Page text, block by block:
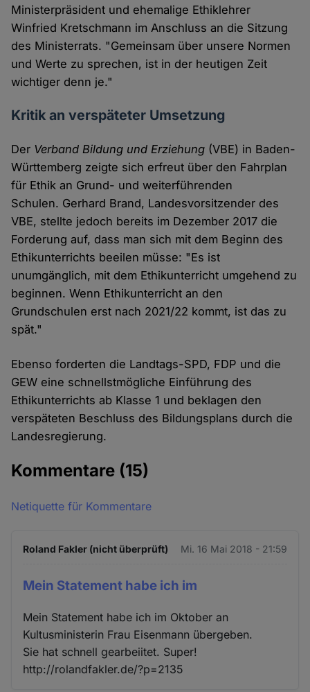
Ministerpräsident und ehemalige Ethiklehrer
Winfried Kretschmann im Anschluss an die Sitzung
des Ministerrats. "Gemeinsam über unsere Normen
und Werte zu sprechen, ist in der heutigen Zeit
wichtiger denn je."
Kritik an verspäteter Umsetzung
Der Verband Bildung und Erziehung (VBE) in Baden-
Württemberg zeigte sich erfreut über den Fahrplan
für Ethik an Grund- und weiterführenden
Schulen. Gerhard Brand, Landesvorsitzender des
VBE, stellte jedoch bereits im Dezember 2017 die
Forderung auf, dass man sich mit dem Beginn des
Ethikunterrichts beeilen müsse: "Es ist
unumgänglich, mit dem Ethikunterricht umgehend zu
beginnen. Wenn Ethikunterricht an den
Grundschulen erst nach 2021/22 kommt, ist das zu
spät."
Ebenso forderten die Landtags-SPD, FDP und die
GEW eine schnellstmögliche Einführung des
Ethikunterrichts ab Klasse 1 und beklagen den
verspäteten Beschluss des Bildungsplans durch die
Landesregierung.
Kommentare (15)
Netiquette für Kommentare
Roland Fakler (nicht überprüft) Mi. 16 Mai 2018 - 21:59
Mein Statement habe ich im
Mein Statement habe ich im Oktober an
Kultusministerin Frau Eisenmann übergeben.
Sie hat schnell gearbeiitet. Super!
http://rolandfakler.de/?p=2135